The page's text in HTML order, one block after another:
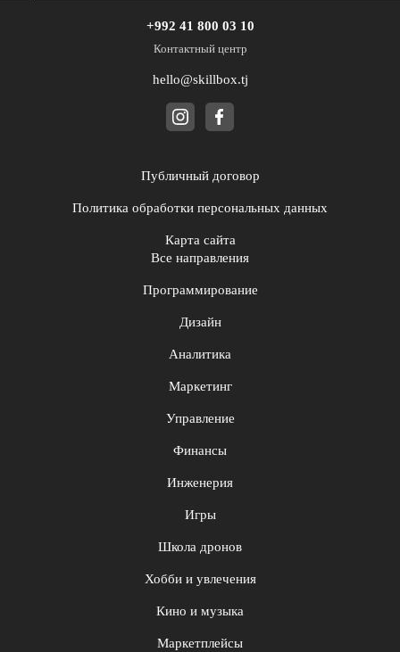
+992 41 800 03 10
Контактный центр
hello@skillbox.tj
Публичный договор
Политика обработки персональных данных
Карта сайта
Все направления
Программирование
Дизайн
Аналитика
Маркетинг
Управление
Финансы
Инженерия
Игры
Школа дронов
Хобби и увлечения
Кино и музыка
Маркетплейсы